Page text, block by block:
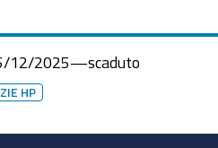
12/2025—scaduto
HP